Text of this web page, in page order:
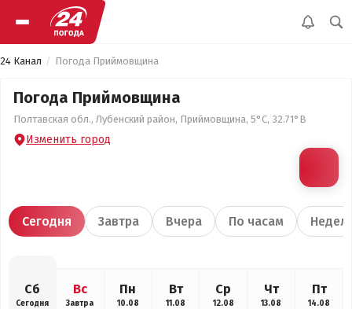
24 Канал Погода Приймовщина
Погода Приймовщина
Полтавская обл., Лубенский район, Приймовщина, 5°С, 32.71°В
Изменить город
Сегодня Завтра Вчера По часам
Сб
Сегодня
Вс
Завтра
Пн
10.08
Вт
11.08
Ср
12.08
Чт
13.08
Пт
14.08